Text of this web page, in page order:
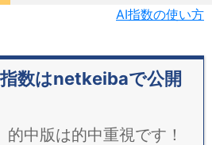
AI指数の使い方
数はnetkeibaで公開
中版は的中重視です！